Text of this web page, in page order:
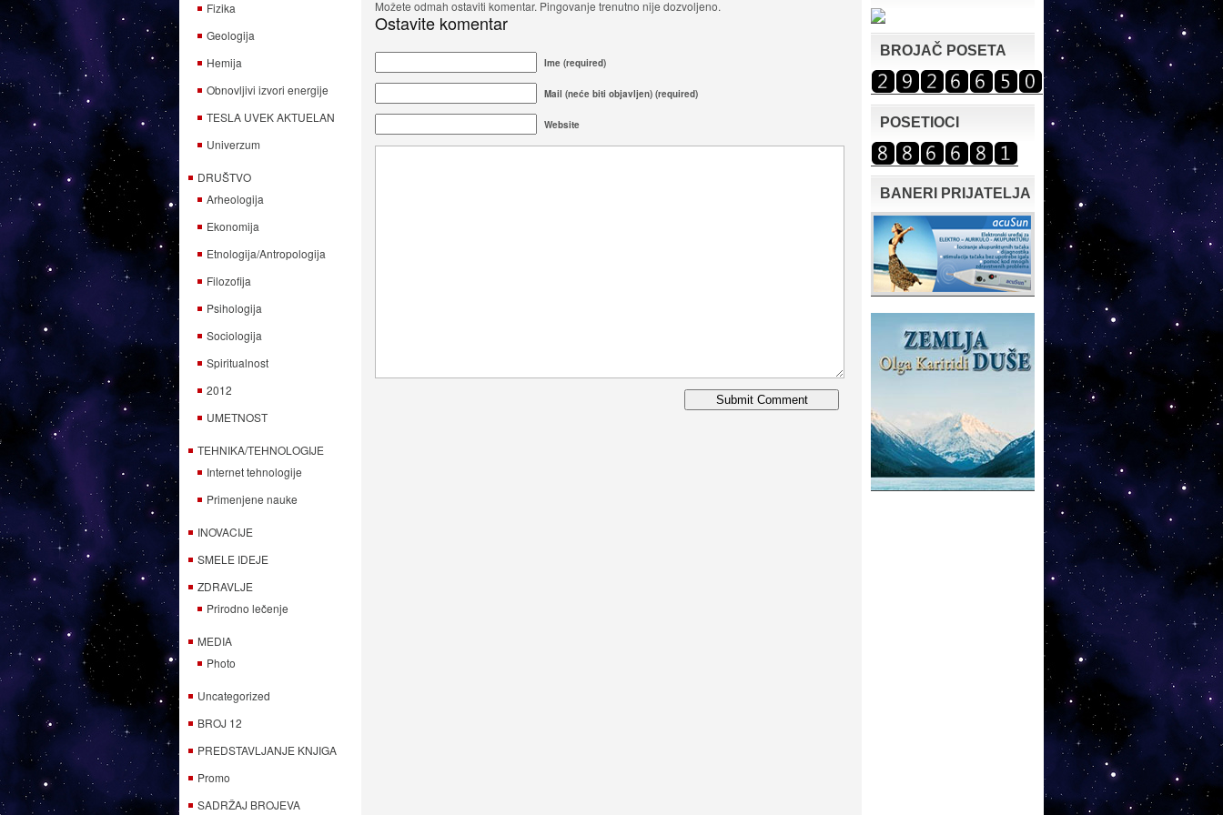
Fizika
Geologija
Hemija
Obnovljivi izvori energije
TESLA UVEK AKTUELAN
Univerzum
DRUŠTVO
Arheologija
Ekonomija
Etnologija/Antropologija
Filozofija
Psihologija
Sociologija
Spiritualnost
2012
UMETNOST
TEHNIKA/TEHNOLOGIJE
Internet tehnologije
Primenjene nauke
INOVACIJE
SMELE IDEJE
ZDRAVLJE
Prirodno lečenje
MEDIA
Photo
Uncategorized
BROJ 12
PREDSTAVLJANJE KNJIGA
Promo
SADRŽAJ BROJEVA
Možete odmah ostaviti komentar. Pingovanje trenutno nije dozvoljeno.
Ostavite komentar
Ime (required)
Mail (neće biti objavljen) (required)
Website
BROJAČ POSETA
POSETIOCI
BANERI PRIJATELJA